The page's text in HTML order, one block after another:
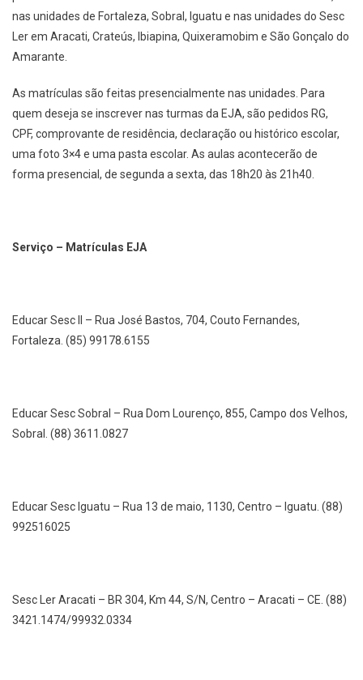
nas unidades de Fortaleza, Sobral, Iguatu e nas unidades do Sesc
Ler em Aracati, Crateús, Ibiapina, Quixeramobim e São Gonçalo do
Amarante.
As matrículas são feitas presencialmente nas unidades. Para
quem deseja se inscrever nas turmas da EJA, são pedidos RG,
CPF, comprovante de residência, declaração ou histórico escolar,
uma foto 3×4 e uma pasta escolar. As aulas acontecerão de
forma presencial, de segunda a sexta, das 18h20 às 21h40.
Serviço – Matrículas EJA
Educar Sesc II – Rua José Bastos, 704, Couto Fernandes,
Fortaleza. (85) 99178.6155
Educar Sesc Sobral – Rua Dom Lourenço, 855, Campo dos Velhos,
Sobral. (88) 3611.0827
Educar Sesc Iguatu – Rua 13 de maio, 1130, Centro – Iguatu. (88)
992516025
Sesc Ler Aracati – BR 304, Km 44, S/N, Centro – Aracati – CE. (88)
3421.1474/99932.0334